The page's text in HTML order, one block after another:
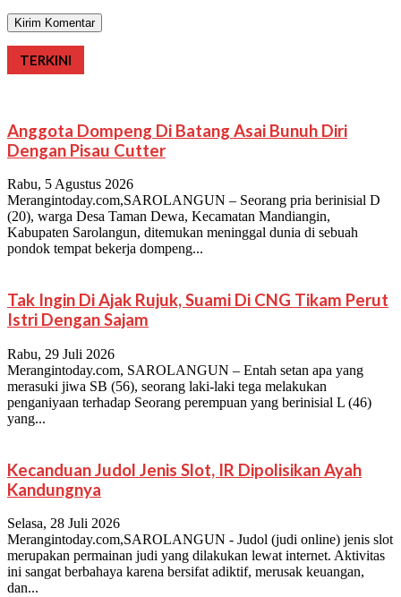
TERKINI
Anggota Dompeng Di Batang Asai Bunuh Diri
Dengan Pisau Cutter
Rabu, 5 Agustus 2026
Merangintoday.com,SAROLANGUN – Seorang pria berinisial D
(20), warga Desa Taman Dewa, Kecamatan Mandiangin,
Kabupaten Sarolangun, ditemukan meninggal dunia di sebuah
pondok tempat bekerja dompeng...
Tak Ingin Di Ajak Rujuk, Suami Di CNG Tikam Perut
Istri Dengan Sajam
Rabu, 29 Juli 2026
Merangintoday.com, SAROLANGUN – Entah setan apa yang
merasuki jiwa SB (56), seorang laki-laki tega melakukan
penganiyaan terhadap Seorang perempuan yang berinisial L (46)
yang...
Kecanduan Judol Jenis Slot, IR Dipolisikan Ayah
Kandungnya
Selasa, 28 Juli 2026
Merangintoday.com,SAROLANGUN - Judol (judi online) jenis slot
merupakan permainan judi yang dilakukan lewat internet. Aktivitas
ini sangat berbahaya karena bersifat adiktif, merusak keuangan,
dan...